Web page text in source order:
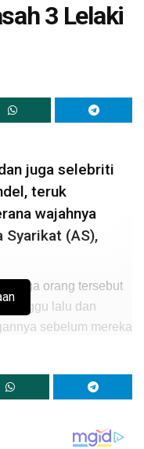
3 Lelaki
juga selebriti
teruk
wajahnya
Syarikat (AS),
tiga orang tersebut
minggu lalu dan
sebelum mereka
premis makanan
kilometer dari ibu
matanya.